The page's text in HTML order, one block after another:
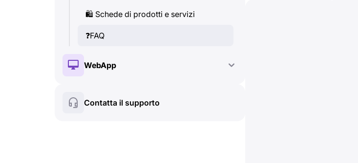
🛍 ️ Schede di prodotti e servizi
❓FAQ
WebApp
Contatta il supporto